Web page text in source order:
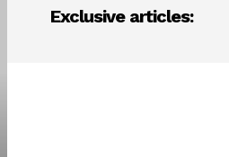
Exclusive articles: